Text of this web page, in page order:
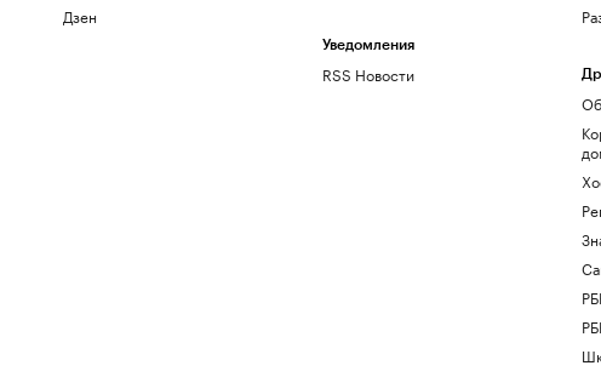
Дзен
Уведомления
RSS Новости